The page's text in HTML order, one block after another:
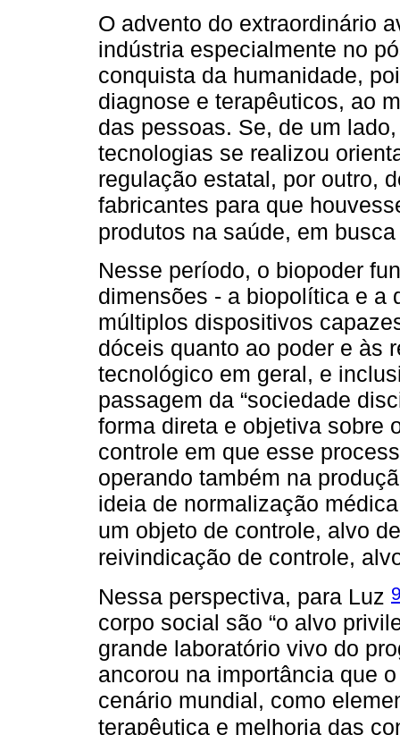
O advento do extraordinário
indústria especialmente no
conquista da humanidade,
diagnose e terapêuticos, ao
das pessoas. Se, de um
tecnologias se realizou
regulação estatal, por outro,
fabricantes para que
produtos na saúde, em
Nesse período, o biopoder
dimensões - a biopolítica e a
múltiplos dispositivos
dóceis quanto ao poder e às
tecnológico em geral, e
passagem da “sociedade
forma direta e objetiva sobre
controle em que esse
operando também na
ideia de normalização
um objeto de controle, alvo
reivindicação de controle,
Nessa perspectiva, para Luz
corpo social são “o alvo
grande laboratório vivo do
ancorou na importância que
cenário mundial, como
terapêutica e melhoria das